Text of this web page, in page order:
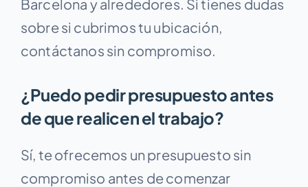
Barcelona y alrededores. Si tienes dudas
sobre si cubrimos tu ubicación,
contáctanos sin compromiso.
¿Puedo pedir presupuesto antes
de que realicen el trabajo?
Sí, te ofrecemos un presupuesto sin
compromiso antes de comenzar